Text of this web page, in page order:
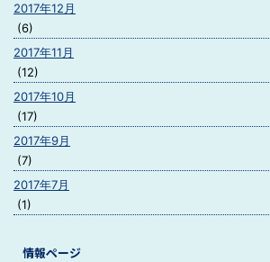
2017年12月
(6)
2017年11月
(12)
2017年10月
(17)
2017年9月
(7)
2017年7月
(1)
情報ページ